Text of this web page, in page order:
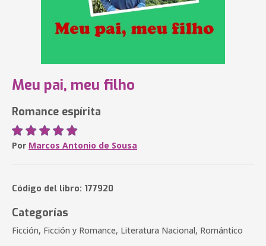
Meu pai, meu filho
Romance espírita
Por Marcos Antonio de Sousa
Código del libro: 177920
Categorías
Ficción, Ficción y Romance, Literatura Nacional, Romántico